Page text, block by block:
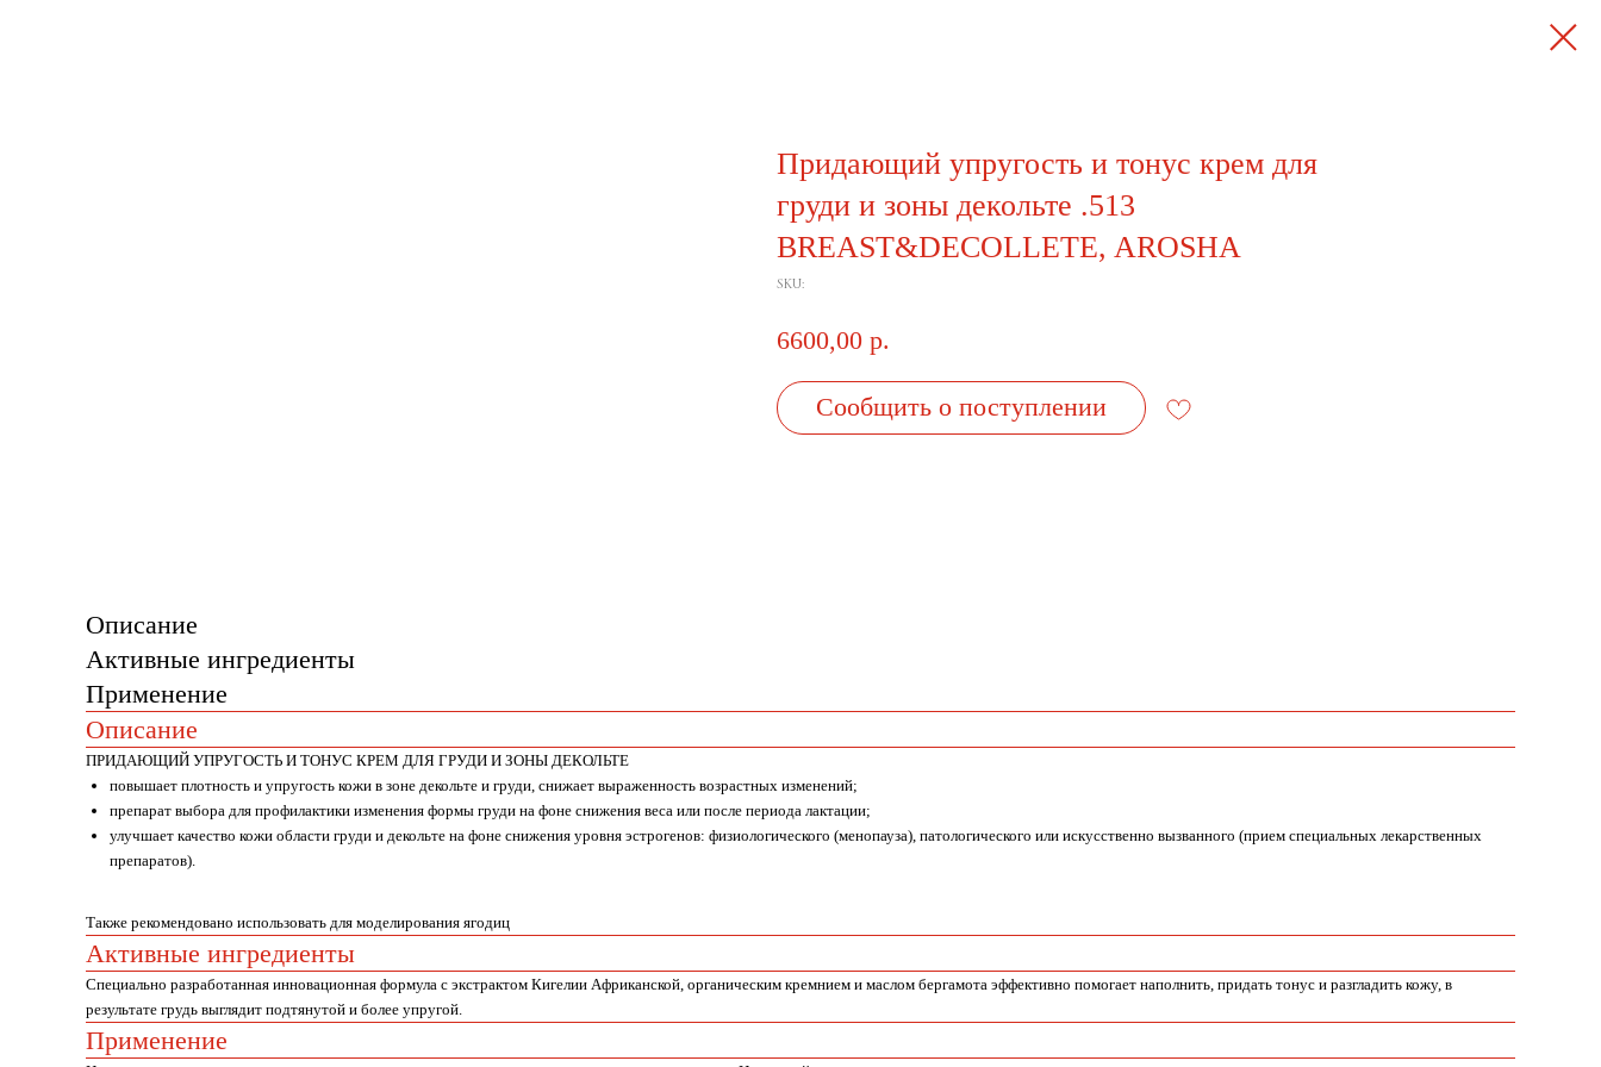
Придающий упругость и тонус крем для
груди и зоны декольте .513
BREAST&DECOLLETE, AROSHA
SKU:
6600,00 р.
Сообщить о поступлении
Описание
Активные ингредиенты
Применение
Описание
ПРИДАЮЩИЙ УПРУГОСТЬ И ТОНУС КРЕМ ДЛЯ ГРУДИ И ЗОНЫ ДЕКОЛЬТЕ
повышает плотность и упругость кожи в зоне декольте и груди, снижает выраженность возрастных изменений;
препарат выбора для профилактики изменения формы груди на фоне снижения веса или после периода лактации;
улучшает качество кожи области груди и декольте на фоне снижения уровня эстрогенов: физиологического (менопауза), патологического или искусственно вызванного (прием специальных лекарственных
препаратов).
Также рекомендовано использовать для моделирования ягодиц
Активные ингредиенты
Специально разработанная инновационная формула с экстрактом Кигелии Африканской, органическим кремнием и маслом бергамота эффективно помогает наполнить, придать тонус и разгладить кожу, в
результате грудь выглядит подтянутой и более упругой.
Применение